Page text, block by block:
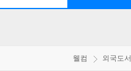
웰컴 외국도서